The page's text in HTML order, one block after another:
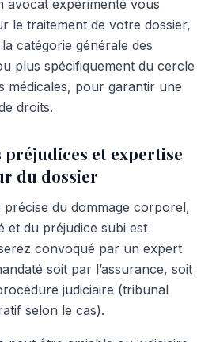
avocat expérimenté vous
le traitement de votre dossier,
catégorie générale des
plus spécifiquement du cercle
médicales, pour garantir une
droits.
préjudices et expertise
du dossier
précise du dommage corporel,
et du préjudice subi est
convoqué par un expert
soit par l’assurance, soit
judiciaire (tribunal
selon le cas).